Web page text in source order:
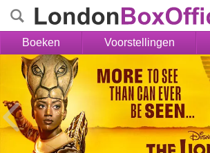
Boeken Voorstellingen